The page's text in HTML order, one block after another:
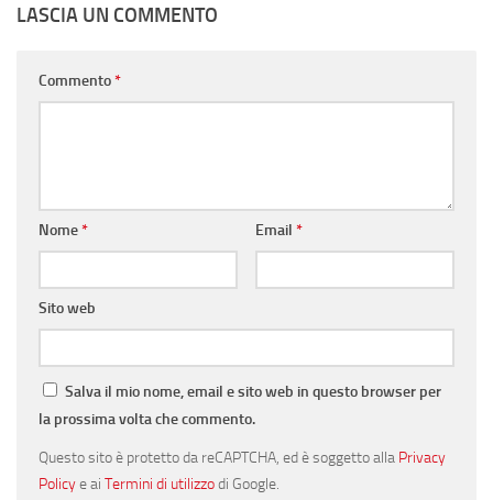
LASCIA UN COMMENTO
Commento*
Nome* Email *
Sito web
Salva il mio nome, email e sito web in questo browser per
la prossima volta che commento.
Questo sito è protetto da reCAPTCHA, ed è soggetto alla Privacy
Policye ai Termini di utilizzodi Google.